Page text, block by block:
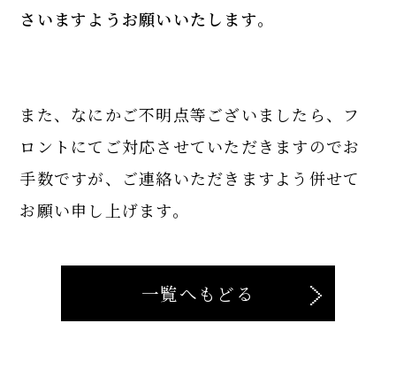
さいますようお願いいたします。
また、なにかご不明点等ございましたら、フ
ロントにてご対応させていただきますのでお
手数ですが、ご連絡いただきますよう併せて
お願い申し上げます。
一覧へもどる